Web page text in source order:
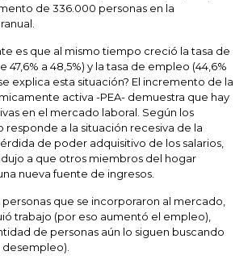
de 336.000 personas en la
es que al mismo tiempo creció la tasa de
47,6% a 48,5%) y la tasa de empleo (44,6%
explica esta situación? El incremento de la
activa -PEA- demuestra que hay
en el mercado laboral. Según los
responde a la situación recesiva de la
de poder adquisitivo de los salarios,
a que otros miembros del hogar
nueva fuente de ingresos.
personas que se incorporaron al mercado,
trabajo (por eso aumentó el empleo),
de personas aún lo siguen buscando